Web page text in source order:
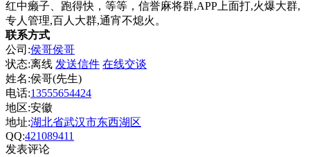
红中癞子、跑得快，等等，信誉麻将群,APP上面打,火爆大群,
专人管理,百人大群,通宵不熄火。
联系方式
公司:侯哥侯哥
状态:离线 发送信件 在线交谈
姓名:侯哥(先生)
电话:13555654424
地区:安徽
地址:湖北省武汉市东西湖区
QQ:421089411
发表评论